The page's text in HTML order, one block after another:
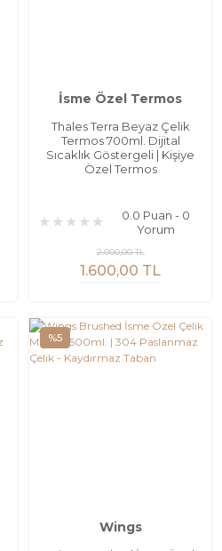
İsme Özel Termos
Thales Terra Beyaz Çelik
Termos 700ml. Dijital
Sıcaklık Göstergeli | Kişiye
Özel Termos
0.0 Puan - 0
Yorum
1.600,00 TL
2.000,00 TL
%5
Wings